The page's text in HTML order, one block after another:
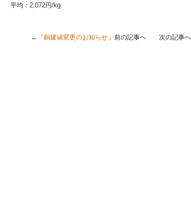
平均：2,072円/kg
←「 銅建値変更のお知らせ 」前の記事へ 次の記事へ